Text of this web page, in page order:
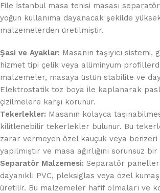
File İstanbul masa tenisi masası
yoğun kullanıma dayanacak şekilde
malzemelerden üretilmiştir.
Şasi ve Ayaklar: Masanın taşıyıcı sistemi,
hizmet tipi çelik veya alüminyum
malzemeler, masaya üstün stabilite ve
Elektrostatik toz boya ile kaplanarak
çizilmelere karşı korunur.
Tekerlekler: Masanın kolayca
kilitlenebilir tekerlekler bulunur. Bu
zarar vermeyen özel kauçuk veya
yapılmıştır ve masa ağırlığını sorunsuz
Separatör Malzemesi: Separatör
dayanıklı PVC, pleksiglas veya özel
üretilir. Bu malzemeler hafif olmaları ve